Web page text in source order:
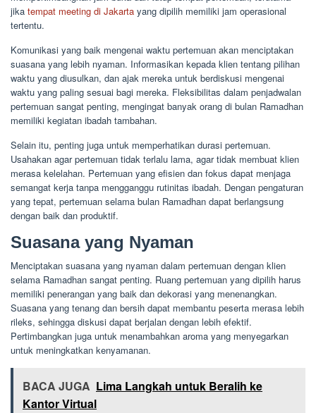
jika tempat meeting di Jakarta yang dipilih memiliki jam operasional
tertentu.
Komunikasi yang baik mengenai waktu pertemuan akan menciptakan
suasana yang lebih nyaman. Informasikan kepada klien tentang pilihan
waktu yang diusulkan, dan ajak mereka untuk berdiskusi mengenai
waktu yang paling sesuai bagi mereka. Fleksibilitas dalam penjadwalan
pertemuan sangat penting, mengingat banyak orang di bulan Ramadhan
memiliki kegiatan ibadah tambahan.
Selain itu, penting juga untuk memperhatikan durasi pertemuan.
Usahakan agar pertemuan tidak terlalu lama, agar tidak membuat klien
merasa kelelahan. Pertemuan yang efisien dan fokus dapat menjaga
semangat kerja tanpa mengganggu rutinitas ibadah. Dengan pengaturan
yang tepat, pertemuan selama bulan Ramadhan dapat berlangsung
dengan baik dan produktif.
Suasana yang Nyaman
Menciptakan suasana yang nyaman dalam pertemuan dengan klien
selama Ramadhan sangat penting. Ruang pertemuan yang dipilih harus
memiliki penerangan yang baik dan dekorasi yang menenangkan.
Suasana yang tenang dan bersih dapat membantu peserta merasa lebih
rileks, sehingga diskusi dapat berjalan dengan lebih efektif.
Pertimbangkan juga untuk menambahkan aroma yang menyegarkan
untuk meningkatkan kenyamanan.
BACA JUGA Lima Langkah untuk Beralih ke
Kantor Virtual